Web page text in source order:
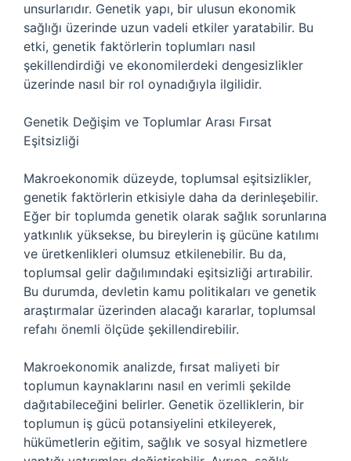
unsurlarıdır. Genetik yapı, bir ulusun ekonomik
sağlığı üzerinde uzun vadeli etkiler yaratabilir. Bu
etki, genetik faktörlerin toplumları nasıl
şekillendirdiği ve ekonomilerdeki dengesizlikler
üzerinde nasıl bir rol oynadığıyla ilgilidir.
Genetik Değişim ve Toplumlar Arası Fırsat
Eşitsizliği
Makroekonomik düzeyde, toplumsal eşitsizlikler,
genetik faktörlerin etkisiyle daha da derinleşebilir.
Eğer bir toplumda genetik olarak sağlık sorunlarına
yatkınlık yüksekse, bu bireylerin iş gücüne katılımı
ve üretkenlikleri olumsuz etkilenebilir. Bu da,
toplumsal gelir dağılımındaki eşitsizliği artırabilir.
Bu durumda, devletin kamu politikaları ve genetik
araştırmalar üzerinden alacağı kararlar, toplumsal
refahı önemli ölçüde şekillendirebilir.
Makroekonomik analizde, fırsat maliyeti bir
toplumun kaynaklarını nasıl en verimli şekilde
dağıtabileceğini belirler. Genetik özelliklerin, bir
toplumun iş gücü potansiyelini etkileyerek,
hükümetlerin eğitim, sağlık ve sosyal hizmetlere